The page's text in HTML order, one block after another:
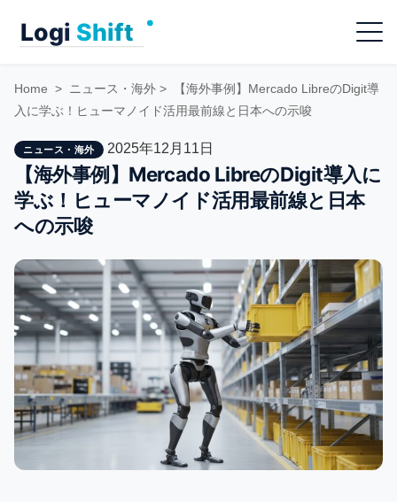
Menu
Home > ニュース・海外 >
【海外事例】Mercado LibreのDigit導
入に学ぶ！ヒューマノイド活用最前線と日本への示唆
ニュース・海外 2025年12月11日
【海外事例】Mercado LibreのDigit導入に
学ぶ！ヒューマノイド活用最前線と日本
への示唆